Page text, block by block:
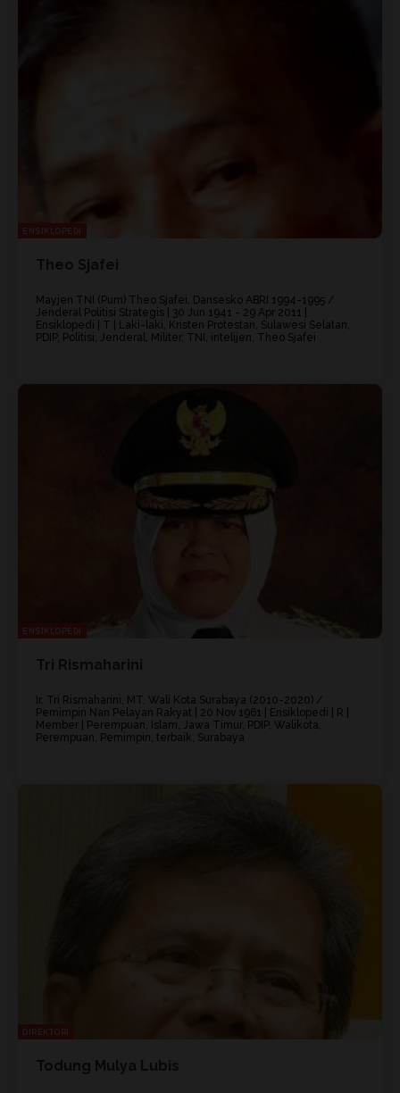
ENSIKLOPEDI
Theo Sjafei
Mayjen TNI (Purn) Theo Sjafei, Dansesko ABRI 1994-1995 /
Jenderal Politisi Strategis | 30 Jun 1941 - 29 Apr 2011 |
Ensiklopedi | T | Laki-laki, Kristen Protestan, Sulawesi Selatan,
PDIP, Politisi, Jenderal, Militer, TNI, intelijen, Theo Sjafei
ENSIKLOPEDI
Tri Rismaharini
Ir. Tri Rismaharini, MT, Wali Kota Surabaya (2010-2020) /
Pemimpin Nan Pelayan Rakyat | 20 Nov 1961 | Ensiklopedi | R |
Member | Perempuan, Islam, Jawa Timur, PDIP, Walikota,
Perempuan, Pemimpin, terbaik, Surabaya
DIREKTORI
Todung Mulya Lubis